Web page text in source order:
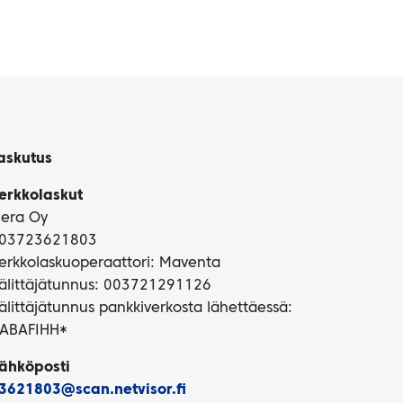
Oy
Maventa
003721291126
pankkiverkosta lähettäessä: